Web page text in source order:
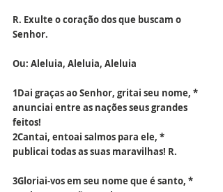
R. Exulte o coração dos que buscam o
Senhor.
Ou: Aleluia, Aleluia, Aleluia
1Dai graças ao Senhor, gritai seu nome, *
anunciai entre as nações seus grandes
feitos!
2Cantai, entoai salmos para ele, *
publicai todas as suas maravilhas! R.
3Gloriai-vos em seu nome que é santo, *